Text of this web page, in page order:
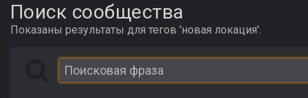
Поиск сообщества
Показаны результаты для тегов 'новая локация'.